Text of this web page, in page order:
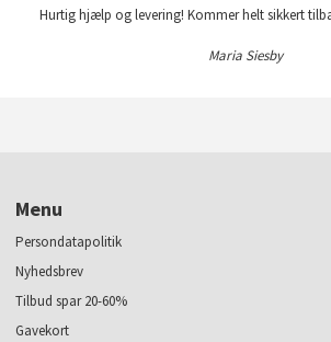
Hurtig hjælp og levering! Kommer helt sikkert
Maria Siesby
Menu
Persondatapolitik
Nyhedsbrev
Tilbud spar 20-60%
Gavekort